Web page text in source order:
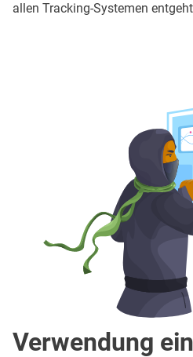
allen Tracking-Systemen
Verwendung